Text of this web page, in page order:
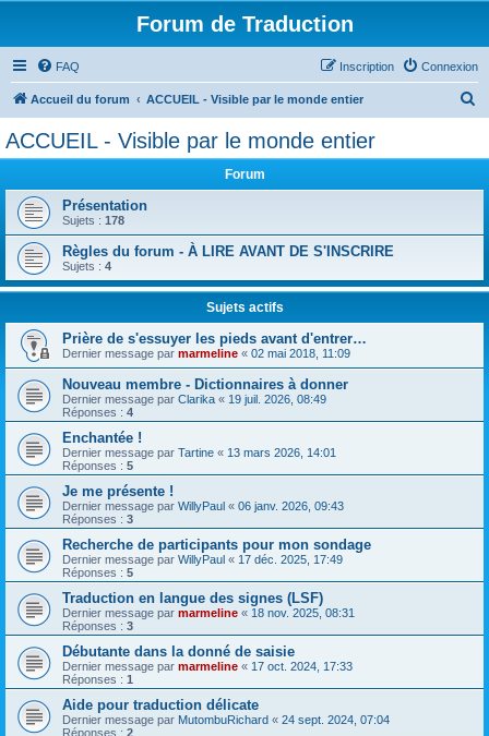
Forum de Traduction
FAQ Connexion
Inscription
Accueil du forum ACCUEIL - Visible par le monde entier
h
ACCUEIL - Visible par le monde entier
Forum
Présentation
Sujets : 178
Règles du forum - À LIRE AVANT DE S'INSCRIRE
Sujets : 4
Sujets actifs
Prière de s'essuyer les pieds avant d'entrer…
Dernier message par marmeline « 02 mai 2018, 11:09
Nouveau membre - Dictionnaires à donner
Dernier message par Clarika « 19 juil. 2026, 08:49
Réponses : 4
Enchantée !
Dernier message par Tartine « 13 mars 2026, 14:01
Réponses : 5
Je me présente !
Dernier message par WillyPaul « 06 janv. 2026, 09:43
Réponses : 3
Recherche de participants pour mon sondage
Dernier message par WillyPaul « 17 déc. 2025, 17:49
Réponses : 5
Traduction en langue des signes (LSF)
Dernier message par marmeline « 18 nov. 2025, 08:31
Réponses : 3
Débutante dans la donné de saisie
Dernier message par marmeline « 17 oct. 2024, 17:33
Réponses : 1
Aide pour traduction délicate
Dernier message par MutombuRichard « 24 sept. 2024, 07:04
Réponses : 2